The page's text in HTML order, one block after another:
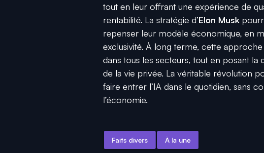
tout en leur offrant une expérience de
rentabilité. La stratégie d’Elon Musk
repenser leur modèle économique, en
exclusivité. À long terme, cette
dans tous les secteurs, tout en posant la
de la vie privée. La véritable révolution
faire entrer l’IA dans le quotidien, sans
l’économie.
Faits divers À la une